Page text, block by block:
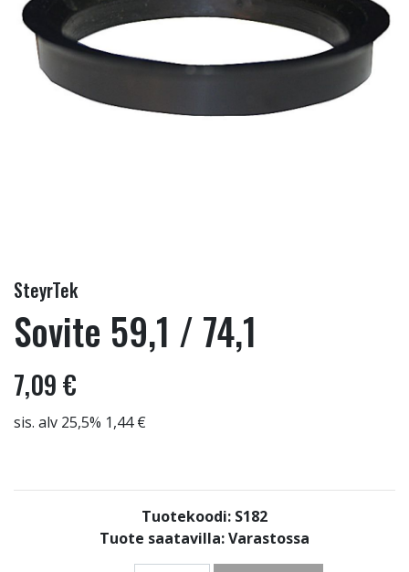
SteyrTek
Sovite 59,1 / 74,1
7,09 €
sis. alv 25,5% 1,44 €
Tuotekoodi: S182
Tuote saatavilla:Varastossa